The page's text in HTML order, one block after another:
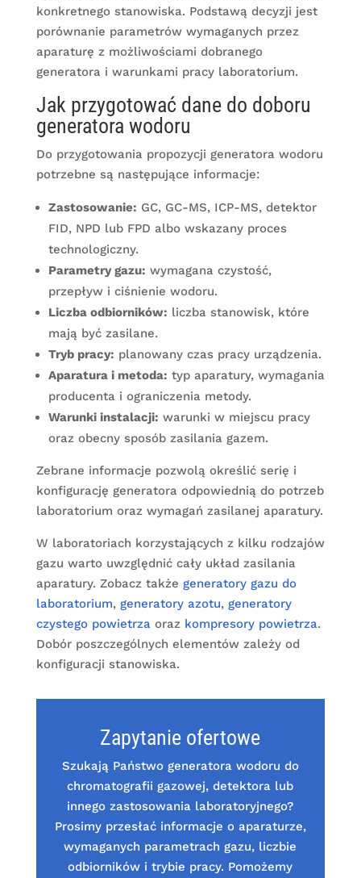
konkretnego stanowiska. Podstawą decyzji jest
porównanie parametrów wymaganych przez
aparaturę z możliwościami dobranego
generatora i warunkami pracy laboratorium.
Jak przygotować dane do doboru
generatora wodoru
Do przygotowania propozycji generatora wodoru
potrzebne są następujące informacje:
Zastosowanie: GC, GC-MS, ICP-MS, detektor
FID, NPD lub FPD albo wskazany proces
technologiczny.
Parametry gazu: wymagana czystość,
przepływ i ciśnienie wodoru.
Liczba odbiorników: liczba stanowisk, które
mają być zasilane.
Tryb pracy: planowany czas pracy urządzenia.
Aparatura i metoda: typ aparatury, wymagania
producenta i ograniczenia metody.
Warunki instalacji: warunki w miejscu pracy
oraz obecny sposób zasilania gazem.
Zebrane informacje pozwolą określić serię i
konfigurację generatora odpowiednią do potrzeb
laboratorium oraz wymagań zasilanej aparatury.
W laboratoriach korzystających z kilku rodzajów
gazu warto uwzględnić cały układ zasilania
aparatury. Zobacz także generatory gazu do
laboratorium, generatory azotu, generatory
czystego powietrzaoraz kompresory powietrza.
Dobór poszczególnych elementów zależy od
konfiguracji stanowiska.
Zapytanie ofertowe
Szukają Państwo generatora wodoru do
chromatografii gazowej, detektora lub
innego zastosowania laboratoryjnego?
Prosimy przesłać informacje o aparaturze,
wymaganych parametrach gazu, liczbie
odbiorników i trybie pracy. Pomożemy